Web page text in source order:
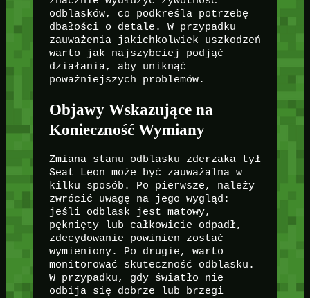
odblasków, co podkreśla potrzebę
dbałości o detale. W przypadku
zauważenia jakichkolwiek uszkodzeń
warto jak najszybciej podjąć
działania, aby uniknąć
poważniejszych problemów.
Objawy Wskazujące na
Konieczność Wymiany
Zmiana stanu odblasku zderzaka tył
Seat Leon może być zauważalna w
kilku sposób. Po pierwsze, należy
zwrócić uwagę na jego wygląd:
jeśli odblask jest matowy,
pęknięty lub całkowicie odpadł,
zdecydowanie powinien zostać
wymieniony. Po drugie, warto
monitorować skuteczność odblasku.
W przypadku, gdy światło nie
odbija się dobrze lub brzegi